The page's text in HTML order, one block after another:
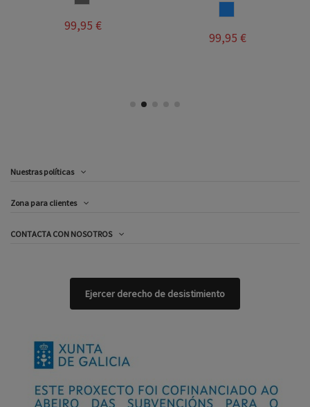
99,95 €
99,95 €
Nuestras políticas
Zona para clientes
CONTACTA CON NOSOTROS
Ejercer derecho de desistimiento